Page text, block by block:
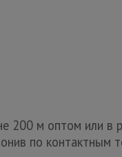
200 м оптом или
по контактным